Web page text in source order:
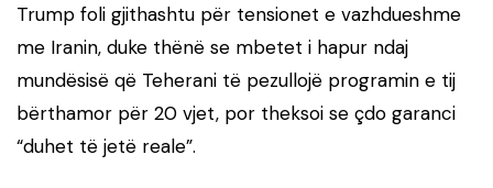
Trump foli gjithashtu për tensionet e vazhdueshme
me Iranin, duke thënë se mbetet i hapur ndaj
mundësisë që Teherani të pezullojë programin e tij
bërthamor për 20 vjet, por theksoi se çdo garanci
“duhet të jetë reale”.